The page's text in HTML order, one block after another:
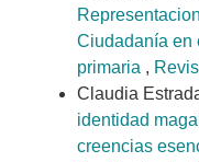
Ciudadanía en
primaria ,
Claudia
identidad
creencias